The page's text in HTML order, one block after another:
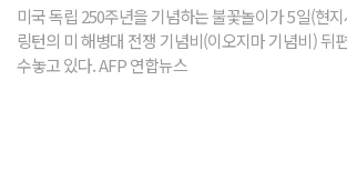
미국 독립 250주년을 기념하는 불꽃놀이가 5일(현
링턴의 미 해병대 전쟁 기념비(이오지마 기념비) 뒤
수놓고 있다. AFP 연합뉴스